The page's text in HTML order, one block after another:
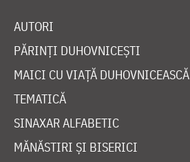
AUTORI
PĂRINȚI DUHOVNICEȘTI
MAICI CU VIAȚĂ DUHOVNICEASCĂ
TEMATICĂ
SINAXAR ALFABETIC
MĂNĂSTIRI ȘI BISERICI